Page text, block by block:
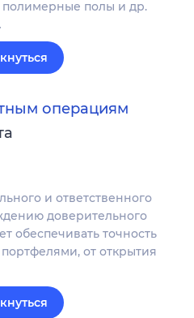
полимерные полы и др.
операциям
и ответственного
доверительного
обеспечивать точность
от открытия